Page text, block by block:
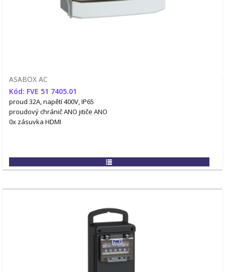
ASABOX AC
Kód: FVE 51 7405.01
proud 32A, napětí 400V, IP65
proudový chránič ANO jitiče ANO
0x zásuvka HDMI